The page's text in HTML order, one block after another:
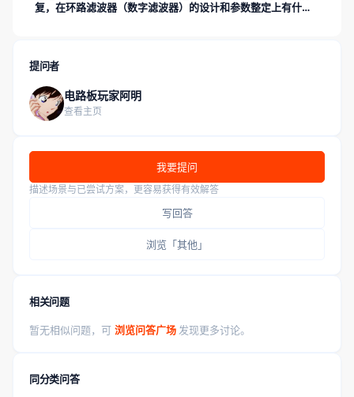
复，在环路滤波器（数字滤波器）的设计和参数整定上有什么
提问者
电路板玩家阿明
查看主页
我要提问
描述场景与已尝试方案，更容易获得有效解答
写回答
浏览「其他」
相关问题
暂无相似问题，可 浏览问答广场 发现更多讨论。
同分类问答